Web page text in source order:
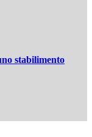
stabilimento